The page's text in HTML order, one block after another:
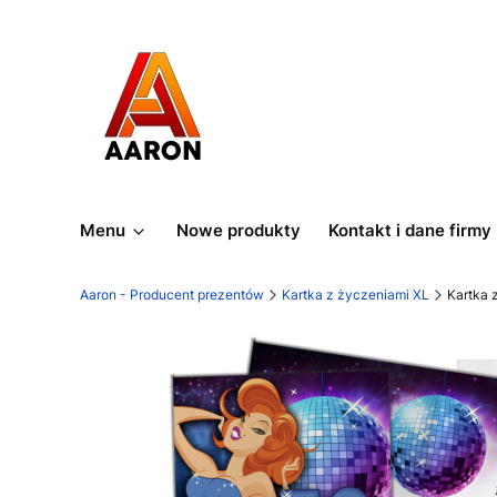
Menu Nowe produkty Kontakt i dane firmy
Aaron - Producent prezentów Kartka z życzeniami XL Kartka